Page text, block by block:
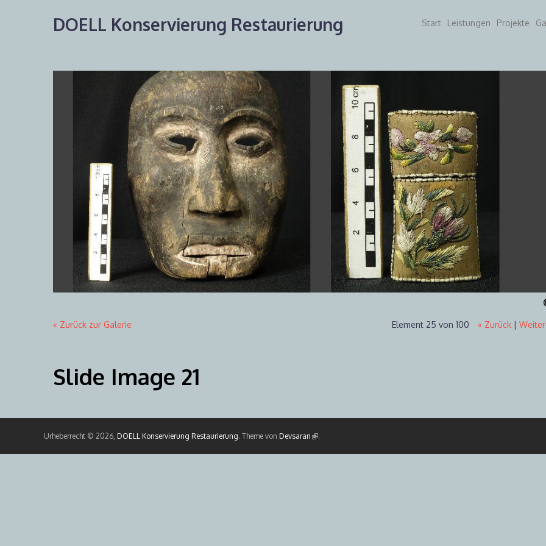
DOELL Konservierung Restaurierung Start Leistungen Projekte
« Zurück zur Galerie Element 25 von 100 « Zurück |
Slide Image 21
Urheberrecht © 2026, DOELL Konservierung Restaurierung. Theme von Devsaran (Link ist extern)
.